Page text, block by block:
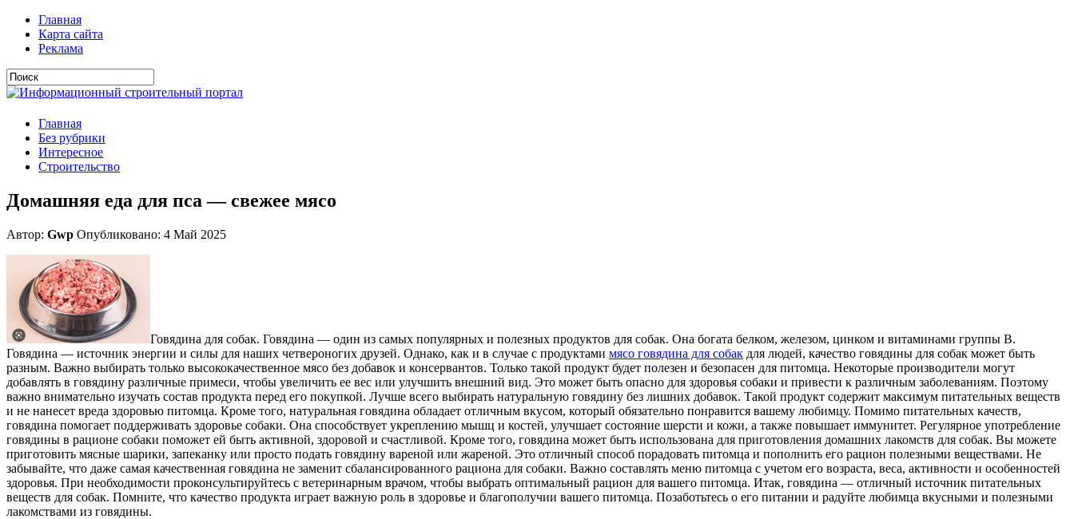
Главная
Карта сайта
Реклама
Главная
Без рубрики
Интересное
Строительство
Домашняя еда для пса — свежее мясо
Автор: Gwp Опубликовано: 4 Май 2025
Говядина для собак. Говядина — один из самых популярных и полезных продуктов для собак. Она богата белком, железом, цинком и витаминами группы В.
Говядина — источник энергии и силы для наших четвероногих друзей. Однако, как и в случае с продуктами мясо говядина для собак для людей, качество говядины для собак может быть
разным. Важно выбирать только высококачественное мясо без добавок и консервантов. Только такой продукт будет полезен и безопасен для питомца. Некоторые производители могут
добавлять в говядину различные примеси, чтобы увеличить ее вес или улучшить внешний вид. Это может быть опасно для здоровья собаки и привести к различным заболеваниям. Поэтому
важно внимательно изучать состав продукта перед его покупкой. Лучше всего выбирать натуральную говядину без лишних добавок. Такой продукт содержит максимум питательных веществ
и не нанесет вреда здоровью питомца. Кроме того, натуральная говядина обладает отличным вкусом, который обязательно понравится вашему любимцу. Помимо питательных качеств,
говядина помогает поддерживать здоровье собаки. Она способствует укреплению мышц и костей, улучшает состояние шерсти и кожи, а также повышает иммунитет. Регулярное употребление
говядины в рационе собаки поможет ей быть активной, здоровой и счастливой. Кроме того, говядина может быть использована для приготовления домашних лакомств для собак. Вы можете
приготовить мясные шарики, запеканку или просто подать говядину вареной или жареной. Это отличный способ порадовать питомца и пополнить его рацион полезными веществами. Не
забывайте, что даже самая качественная говядина не заменит сбалансированного рациона для собаки. Важно составлять меню питомца с учетом его возраста, веса, активности и особенностей
здоровья. При необходимости проконсультируйтесь с ветеринарным врачом, чтобы выбрать оптимальный рацион для вашего питомца. Итак, говядина — отличный источник питательных
веществ для собак. Помните, что качество продукта играет важную роль в здоровье и благополучии вашего питомца. Позаботьтесь о его питании и радуйте любимца вкусными и полезными
лакомствами из говядины.